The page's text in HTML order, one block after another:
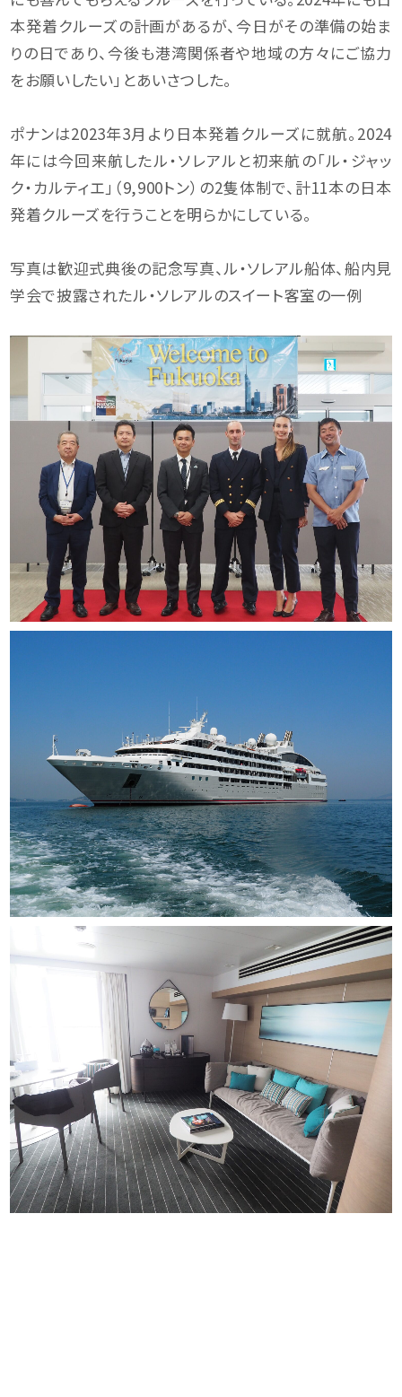
本発着クルーズの計画があるが、今日がその準備の始ま
りの日であり、今後も港湾関係者や地域の方々にご協力
をお願いしたい」とあいさつした。
ポナンは2023年3月より日本発着クルーズに就航。2024
年には今回来航したル・ソレアルと初来航の「ル・ジャッ
ク・カルティエ」（9,900トン）の2隻体制で、計11本の日本
発着クルーズを行うことを明らかにしている。
写真は歓迎式典後の記念写真、ル・ソレアル船体、船内見
学会で披露されたル・ソレアルのスイート客室の一例